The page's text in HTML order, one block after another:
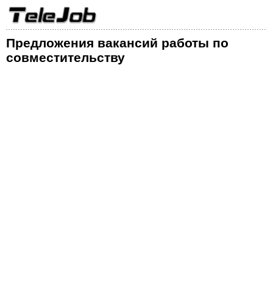
Предложения вакансий работы по
совместительству